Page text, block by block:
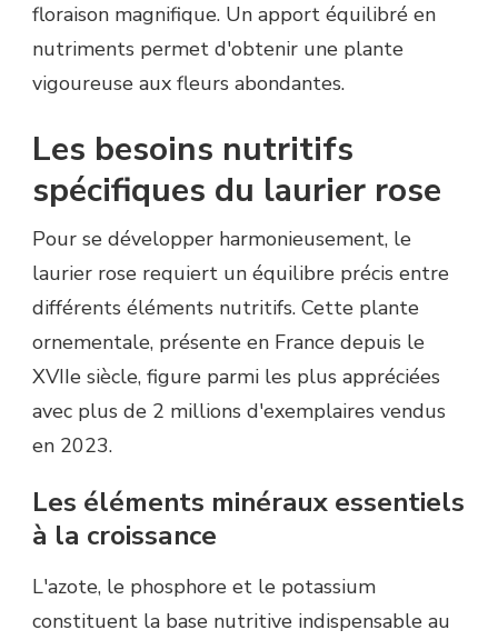
floraison magnifique. Un apport équilibré en
nutriments permet d'obtenir une plante
vigoureuse aux fleurs abondantes.
Les besoins nutritifs
spécifiques du laurier rose
Pour se développer harmonieusement, le
laurier rose requiert un équilibre précis entre
différents éléments nutritifs. Cette plante
ornementale, présente en France depuis le
XVIIe siècle, figure parmi les plus appréciées
avec plus de 2 millions d'exemplaires vendus
en 2023.
Les éléments minéraux essentiels
à la croissance
L'azote, le phosphore et le potassium
constituent la base nutritive indispensable au